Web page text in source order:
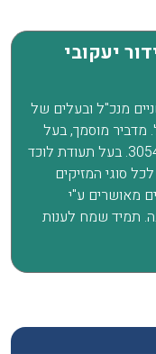
יעקובי
מנכ"ל ובעלים של
מדביר מוסמך, בעל
רישיון הדברה מספר 3054. בעל תעודת לוכד
סוגי המזיקים
מאושרים ע"י
תמיד שמח לענות